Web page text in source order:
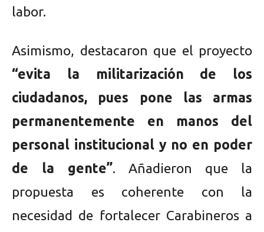
labor.
Asimismo, destacaron que el proyecto
“evita la militarización de los
ciudadanos, pues pone las armas
permanentemente en manos del
personal institucional y no en poder
de la gente”. Añadieron que la
propuesta es coherente con la
necesidad de fortalecer Carabineros a